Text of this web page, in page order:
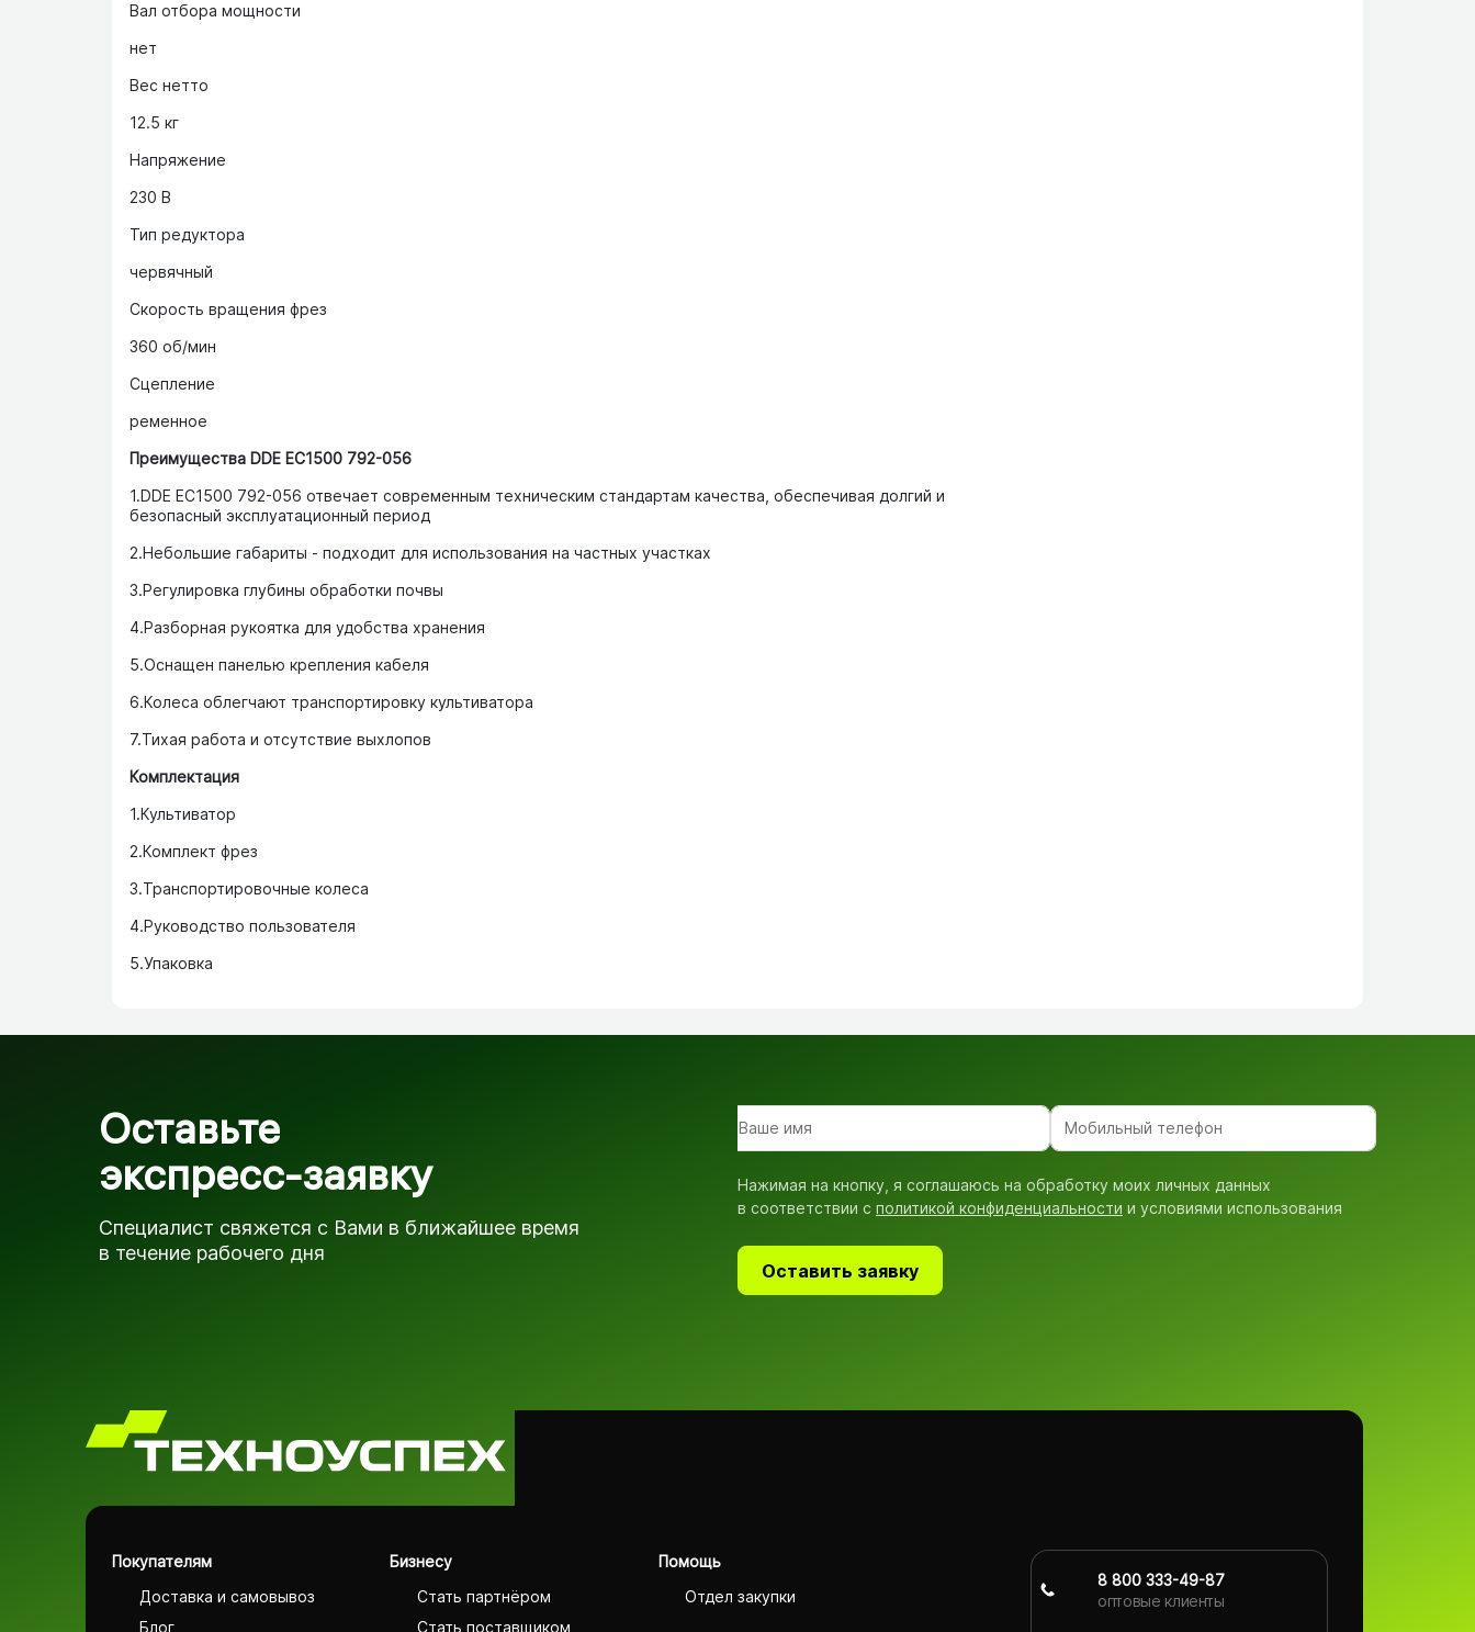
Вал отбора мощности
нет
Вес нетто
12.5 кг
Напряжение
230 В
Тип редуктора
червячный
Скорость вращения фрез
360 об/мин
Сцепление
ременное
Преимущества DDE EC1500 792-056
1.DDE EC1500 792-056 отвечает современным техническим стандартам качества, обеспечивая долгий и
безопасный эксплуатационный период
2.Небольшие габариты - подходит для использования на частных участках
3.Регулировка глубины обработки почвы
4.Разборная рукоятка для удобства хранения
5.Оснащен панелью крепления кабеля
6.Колеса облегчают транспортировку культиватора
7.Тихая работа и отсутствие выхлопов
Комплектация
1.Культиватор
2.Комплект фрез
3.Транспортировочные колеса
4.Руководство пользователя
5.Упаковка
Оставьте
экспресс-заявку
Специалист свяжется с Вами в ближайшее время
в течение рабочего дня
Нажимая на кнопку, я соглашаюсь на обработку моих личных данных
в соответствии с политикой конфиденциальности и условиями использования
Оставить заявку
Покупателям
Доставка и самовывоз
Блог
Бизнесу
Стать партнёром
Стать поставщиком
Помощь
Отдел закупки
8 800 333-49-87
оптовые клиенты